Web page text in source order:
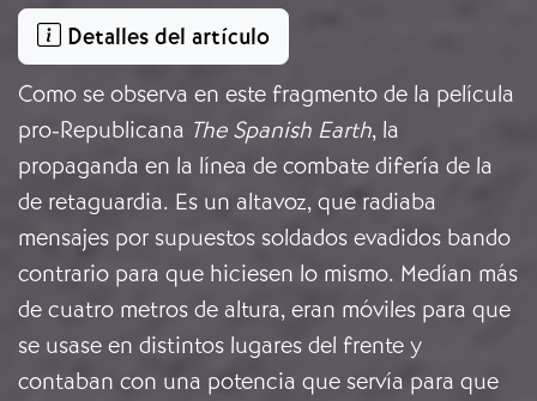
Detalles del artículo
Como se observa en este fragmento de la película
pro-Republicana The Spanish Earth, la
propaganda en la línea de combate difería de la
de retaguardia. Es un altavoz, que radiaba
mensajes por supuestos soldados evadidos bando
contrario para que hiciesen lo mismo. Medían más
de cuatro metros de altura, eran móviles para que
se usase en distintos lugares del frente y
contaban con una potencia que servía para que